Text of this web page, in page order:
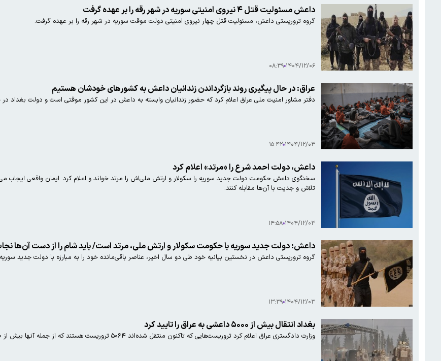
داعش مسئولیت قتل ۴ نیروی امنیتی سوریه در شهر رقه را بر عهده گرفت
گروه تروریستی داعش، مسئولیت قتل چهار نیروی امنیتی دولت موقت سوریه در شهر رقه را بر عهده گرفت.
۱۴۰۴/۱۲/۰۶ ۰۸:۳۹
عراق: در حال پیگیری روند بازگرداندن زندانیان داعش به کشورهای خودشان هستیم
دفتر مشاور امنیت ملی عراق اعلام کرد که حضور زندانیان وابسته به داعش در این کشور موقتی است و دولت بغداد
۱۴۰۴/۱۲/۰۳ ۱۵:۴۲
داعش، دولت احمد شرع را «مرتد» اعلام کرد
سخنگوی داعش حکومت دولت جدید سوریه را سکولار و ارتش ملی‌اش را مرتد خواند و اعلام کرد: ایمان واقعی ایجاب
تلاش و جدیت با آن‌ها مقابله کنند.
۱۴۰۴/۱۲/۰۳ ۱۴:۵۸
داعش: دولت جدید سوریه با حکومت سکولار و ارتش ملی‌، مرتد است/ باید شام را از دست آن‌ها
گروه تروریستی داعش در نخستین بیانیه خود طی دو سال اخیر، عناصر باقی‌مانده خود را به مبارزه با دولت جدید
۱۴۰۴/۱۲/۰۳ ۱۳:۳۹
بغداد انتقال بیش از ۵۰۰۰ داعشی به عراق را تایید کرد
وزارت دادگستری عراق اعلام کرد تروریست‌هایی که تاکنون منتقل شده‌اند ۵۰۶۴ تروریست هستند که از جمله آنها بیش از ۲۷۰ عراقی و بیش از ۳۰۰۰ سوری هستند.